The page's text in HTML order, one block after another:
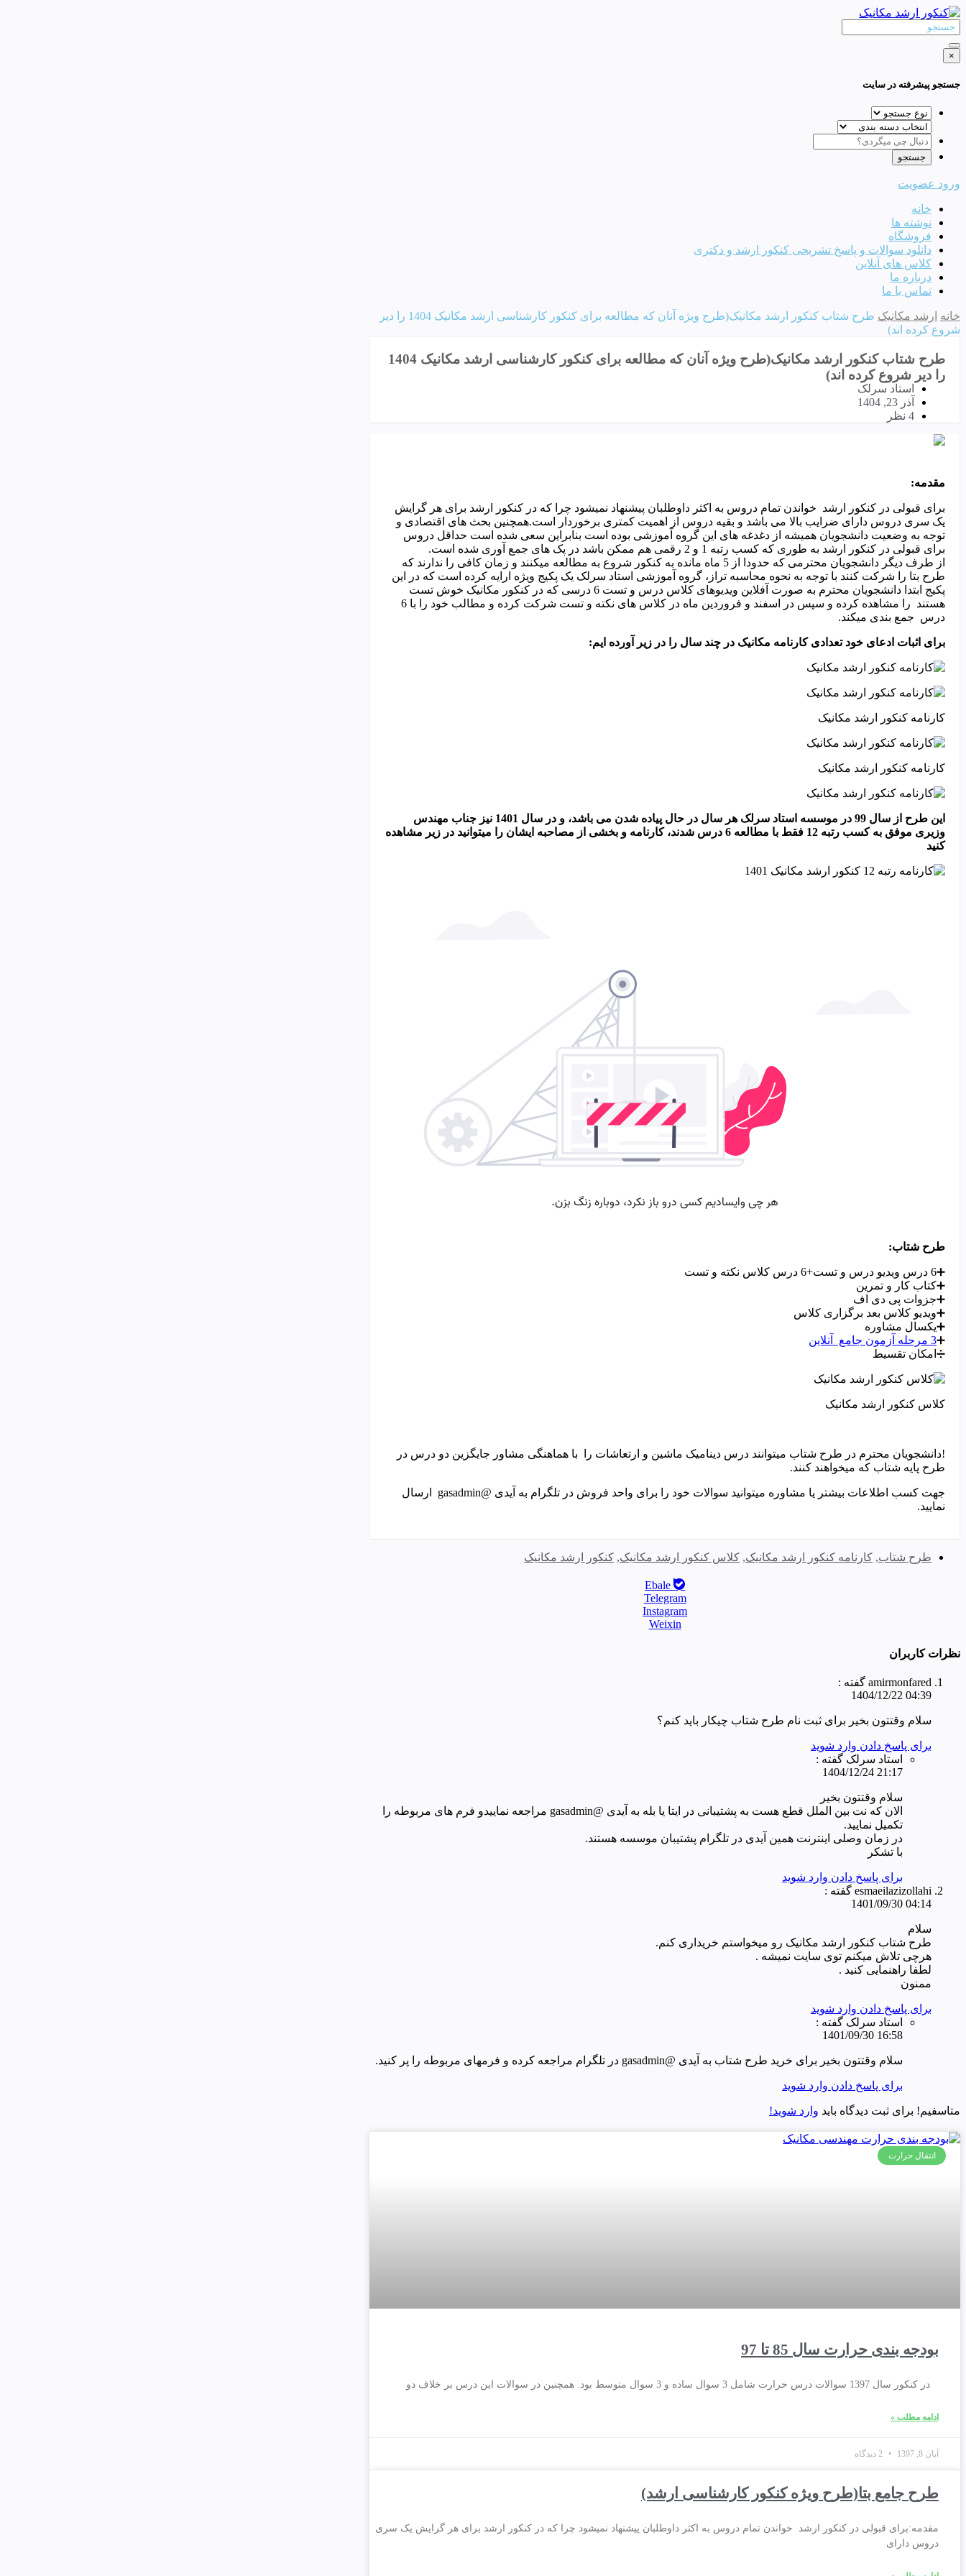
×
جستجو پیشرفته در سایت
ورود عضویت
خانه
نوشته ها
فروشگاه
دانلود سوالات و پاسخ تشریحی کنکور ارشد و دکتری
کلاس های آنلاین
درباره ما
تماس با ما
خانه ارشد مکانیک
طرح شتاب کنکور ارشد مکانیک(طرح ویژه آنان که مطالعه برای کنکور کارشناسی ارشد مکانیک 1404 را دیر
شروع کرده اند)
طرح شتاب کنکور ارشد مکانیک(طرح ویژه آنان که مطالعه برای کنکور کارشناسی ارشد مکانیک 1404
را دیر شروع کرده اند)
استاد سرلک
آذر 23, 1404
4 نظر
مقدمه:
برای قبولی در کنکور ارشد خواندن تمام دروس به اکثر داوطلبان پیشنهاد نمیشود چرا که در کنکور ارشد برای هر گرایش
یک سری دروس دارای ضرایب بالا می باشد و بقیه دروس از اهمیت کمتری برخوردار است.همچنین بحث های اقتصادی و
توجه به وضعیت دانشجویان همیشه از دغدغه های این گروه آموزشی بوده است بنابراین سعی شده است حداقل دروس
برای قبولی در کنکور ارشد به طوری که کسب رتبه 1 و 2 رقمی هم ممکن باشد در پک های جمع آوری شده است.
از طرف دیگر دانشجویان محترمی که حدودا از 5 ماه مانده به کنکور شروع به مطالعه میکنند و زمان کافی را ندارند که
طرح بتا را شرکت کنند با توجه به نحوه محاسبه تراز، گروه آموزشی استاد سرلک یک پکیج ویژه ارایه کرده است که در این
پکیج ابتدا دانشجویان محترم به صورت آفلاین ویدیوهای کلاس درس و تست 6 درسی که در کنکور مکانیک خوش تست
هستند را مشاهده کرده و سپس در اسفند و فروردین ماه در کلاس های نکته و تست شرکت کرده و مطالب خود را با 6
درس جمع بندی میکند.
برای اثبات ادعای خود تعدادی کارنامه مکانیک در چند سال را در زیر آورده ایم:
کارنامه کنکور ارشد مکانیک
کارنامه کنکور ارشد مکانیک
این طرح از سال 99 در موسسه استاد سرلک هر سال در حال پیاده شدن می باشد، و در سال 1401 نیز جناب مهندس
وزیری موفق به کسب رتبه 12 فقط با مطالعه 6 درس شدند، کارنامه و بخشی از مصاحبه ایشان را میتوانید در زیر مشاهده
کنید
طرح شتاب:
➕6 درس ویدیو درس و تست+6 درس کلاس نکته و تست
➕کتاب کار و تمرین
➕جزوات پی دی اف
➕ویدیو کلاس بعد برگزاری کلاس
➕یکسال مشاوره
➕3 مرحله آزمون جامع آنلاین
➗امکان تقسیط
کلاس کنکور ارشد مکانیک
!دانشجویان محترم در طرح شتاب میتوانند درس دینامیک ماشین و ارتعاشات را با هماهنگی مشاور جایگزین دو درس در
طرح پایه شتاب که میخواهند کنند.
جهت کسب اطلاعات بیشتر یا مشاوره میتوانید سوالات خود را برای واحد فروش در تلگرام به آیدی @gasadmin ارسال
نمایید.
طرح شتاب, کارنامه کنکور ارشد مکانیک, کلاس کنکور ارشد مکانیک, کنکور ارشد مکانیک
Ebale
Telegram
Instagram
Weixin
نظرات کاربران
amirmonfared گفته :
04:39 1404/12/22
سلام وقتتون بخیر برای ثبت نام طرح شتاب چیکار باید کنم؟
برای پاسخ دادن وارد شوید
استاد سرلک گفته :
21:17 1404/12/24
سلام وقتتون بخیر
الان که نت بین الملل قطع هست به پشتیبانی در ایتا یا بله به آیدی @gasadmin مراجعه نماییدو فرم های مربوطه را
تکمیل نمایید.
در زمان وصلی اینترنت همین آیدی در تلگرام پشتیبان موسسه هستند.
با تشکر
برای پاسخ دادن وارد شوید
esmaeilazizollahi گفته :
04:14 1401/09/30
سلام
طرح شتاب کنکور ارشد مکانیک رو میخواستم خریداری کنم.
هرچی تلاش میکنم توی سایت نمیشه .
لطفا راهنمایی کنید .
ممنون
برای پاسخ دادن وارد شوید
استاد سرلک گفته :
16:58 1401/09/30
سلام وقتتون بخیر برای خرید طرح شتاب به آیدی @gasadmin در تلگرام مراجعه کرده و فرمهای مربوطه را پر کنید.
برای پاسخ دادن وارد شوید
متاسفیم! برای ثبت دیدگاه باید وارد شوید!
انتقال حرارت
بودجه بندی حرارت سال 85 تا 97
در کنکور سال 1397 سوالات درس حرارت شامل 3 سوال ساده و 3 سوال متوسط بود. همچنین در سوالات این درس بر خلاف دو
ادامه مطلب »
آبان 8, 1397
طرح جامع بتا(طرح ویژه کنکور کارشناسی ارشد)
مقدمه:برای قبولی در کنکور ارشد خواندن تمام دروس به اکثر داوطلبان پیشنهاد نمیشود چرا که در کنکور ارشد برای هر گرایش یک سری
دروس دارای